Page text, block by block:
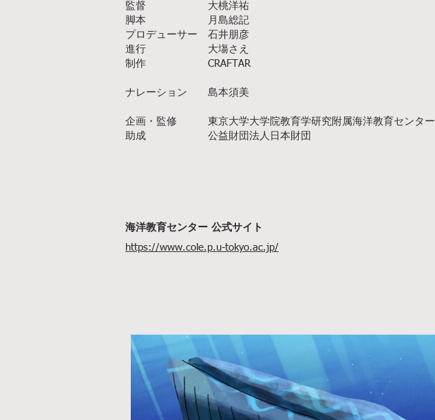
監督 大桃洋祐
脚本 月島総記
プロデューサー 石井朋彦
進行 大塲さえ
制作 CRAFTAR
ナレーション 島本須美
企画・監修 東京大学大学院教育学研究附属海洋教育センター
助成 公益財団法人日本財団
海洋教育センター 公式サイト
https://www.cole.p.u-tokyo.ac.jp/